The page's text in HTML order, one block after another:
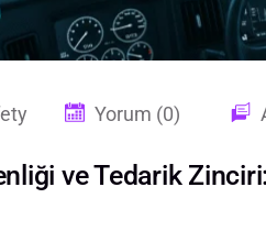
Yorum (0)
ve Tedarik